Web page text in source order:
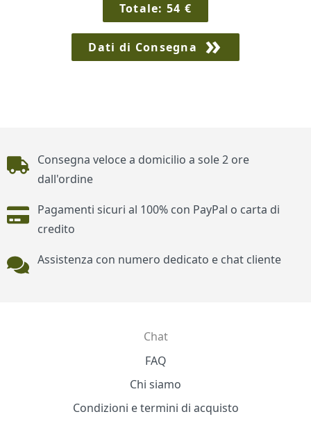
Totale:54 €
Dati di Consegna
Piè di pagina
Consegna veloce a domicilio a sole 2 ore
dall'ordine
Pagamenti sicuri al 100% con PayPal o carta di
credito
Assistenza con numero dedicato e chat cliente
Chat
FAQ
Chi siamo
Condizioni e termini di acquisto